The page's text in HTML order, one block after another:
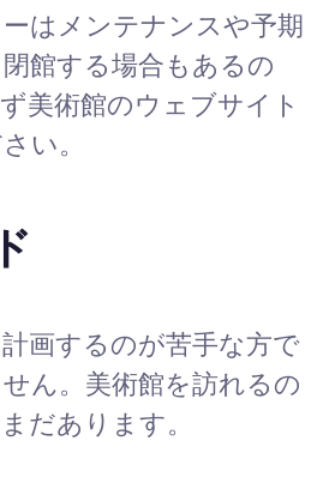
はメンテナンスや予期
館する場合もあるの
美術館のウェブサイト
い。
画するのが苦手な方で
ん。美術館を訪れるの
だあります。